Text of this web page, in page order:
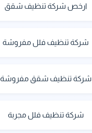
ارخص شركة تنظيف شقق
شركة تنظيف فلل مفروشة
شركة تنظيف شقق مفروشة
شركة تنظيف فلل مجربة